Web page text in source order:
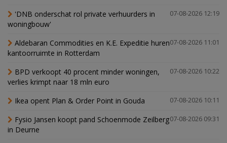
07-08-2026 12:19
'DNB onderschat rol private verhuurders in
woningbouw'
07-08-2026 11:01
Aldebaran Commodities en K.E. Expeditie huren
kantoorruimte in Rotterdam
07-08-2026 10:22
BPD verkoopt 40 procent minder woningen,
verlies krimpt naar 18 mln euro
07-08-2026 10:11
Ikea opent Plan & Order Point in Gouda
07-08-2026 09:31
Fysio Jansen koopt pand Schoenmode Zeilberg
in Deurne